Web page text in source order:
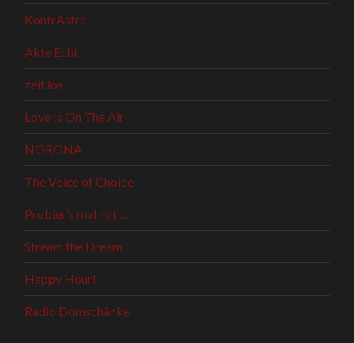
KontrAstra
Akte Echt
zeit.los
Love Is On The Air
NORONA
The Voice of Choice
Probier’s mal mit …
Stream the Dream
Happy Hour!
Radio Domschänke